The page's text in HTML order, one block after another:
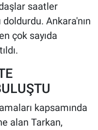
saatler
Ankara'nın
çok sayıda
kapsamında
alan Tarkan,